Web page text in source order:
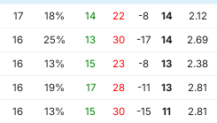
17 18% 14 22 -8 14
2.12
16 25% 13 30 -17 14
2.69
16 13% 15 23 -8 13
2.38
16 19% 17 28 -11 13
2.81
16 13% 15 30 -15 11
2.81